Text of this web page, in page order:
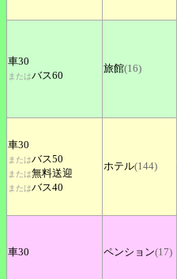
車30
またはバス60
旅館(16)
車30
またはバス50
または無料送迎
またはバス40
ホテル(144)
車30 ペンション(17)